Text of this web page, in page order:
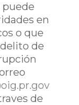
puede
en
o que
de
de